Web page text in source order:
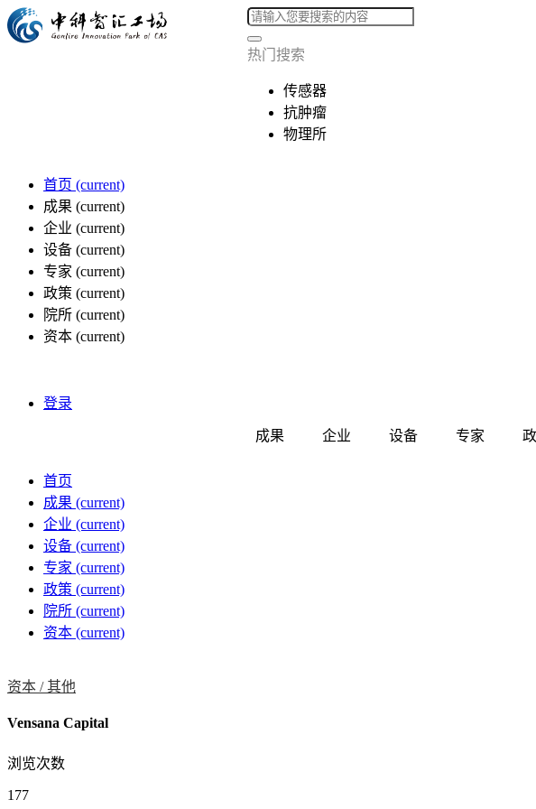
热门搜索
传感器
抗肿瘤
物理所
首页 (current)
成果 (current)
企业 (current)
设备 (current)
专家 (current)
政策 (current)
院所 (current)
资本 (current)
登录
成果 企业 设备 专家
首页
成果 (current)
企业 (current)
设备 (current)
专家 (current)
政策 (current)
院所 (current)
资本 (current)
资本 /其他
Vensana Capital
浏览次数
177